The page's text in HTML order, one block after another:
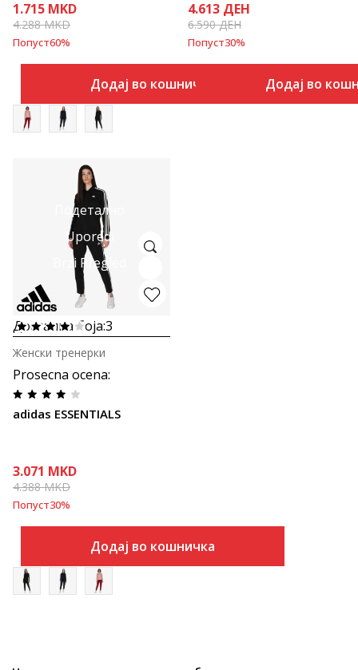
1.715 MKD
4.288MKD
Попуст60%
Додај во кошничка
4.613 ДЕН
6.590ДЕН
Попуст30%
Додај во
Подетално
Uporedi
Brzi Pregled
Достапна боја:3
Prosecna ocena:
adidas ESSENTIALS
Женски тренерки
3.071 MKD
4.388MKD
Попуст30%
Додај во кошничка